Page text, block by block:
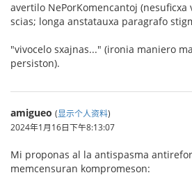
avertilo NePorKomencantoj
scias; longa anstatauxa paragrafo
"vivocelo sxajnas..." (ironia maniero
persiston).
amigueo (显示个人资料)
2024年1月16日下午8:13:07
Mi proponas al la antispasma
memcensuran kompromeson: